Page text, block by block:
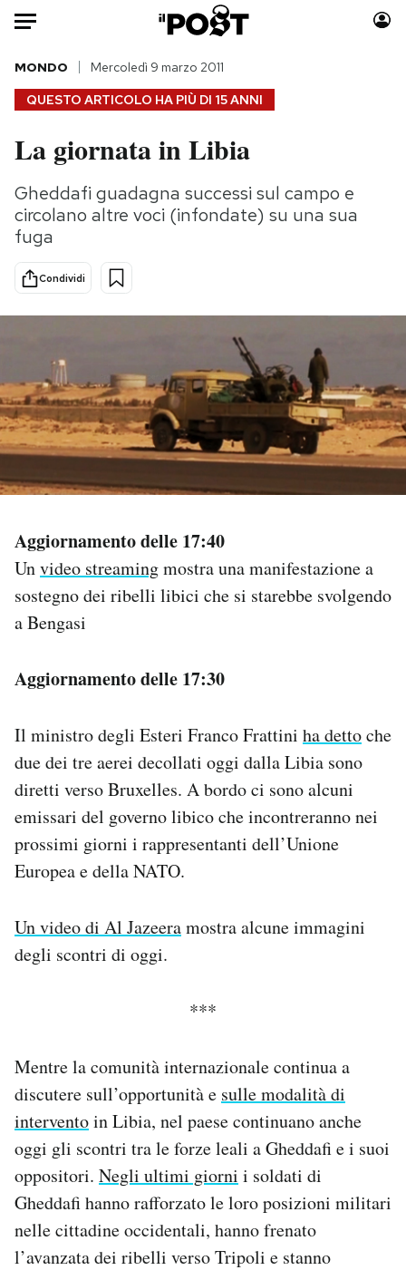
Auto
HOME
Italia
Politica
Scienza
Sport
Moda
Consumismi
Storie/Idee
Altrecose
Mondiali calcio 2026
PODCAST
I MIEI PREFERITI
SHOP
CALENDARIO
AREA PERSONALE
Notifiche mobile
Regala il Post
Hai bisogno di aiuto?
QUESTO ARTICOLO HA PIÙ DI 15 ANNI
MONDO Mercoledì 9 marzo 2011
La giornata in Libia
Gheddafi guadagna successi sul campo e
circolano altre voci (infondate) su una sua
fuga
Condividi
Aggiornamento delle 17:40
Unvideo streamingmostra una manifestazione a
sostegno dei ribelli libici che si starebbe svolgendo
a Bengasi
Aggiornamento delle 17:30
Il ministro degli Esteri Franco Frattini ha dettoche
due dei tre aerei decollati oggi dalla Libia sono
diretti verso Bruxelles. A bordo ci sono alcuni
emissari del governo libico che incontreranno nei
prossimi giorni i rappresentanti dell’Unione
Europea e della NATO.
Un video di Al Jazeeramostra alcune immagini
degli scontri di oggi.
***
Mentre la comunità internazionale continua a
discutere sull’opportunità e sulle modalità di
interventoin Libia, nel paese continuano anche
oggi gli scontri tra le forze leali a Gheddafi e i suoi
oppositori. Negli ultimi giorni i soldati di
Gheddafi hanno rafforzato le loro posizioni militari
nelle cittadine occidentali, hanno frenato
l’avanzata dei ribelli verso Tripoli e stanno